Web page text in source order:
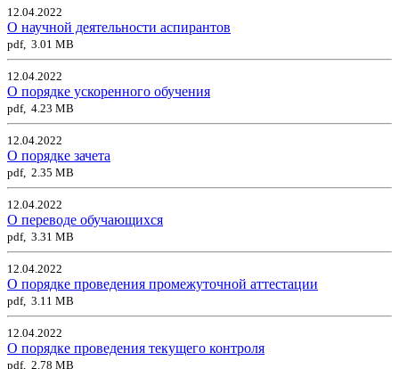
12.04.2022
О научной деятельности аспирантов
pdf, 3.01 MB
12.04.2022
О порядке ускоренного обучения
pdf, 4.23 MB
12.04.2022
О порядке зачета
pdf, 2.35 MB
12.04.2022
О переводе обучающихся
pdf, 3.31 MB
12.04.2022
О порядке проведения промежуточной аттестации
pdf, 3.11 MB
12.04.2022
О порядке проведения текущего контроля
pdf, 2.78 MB